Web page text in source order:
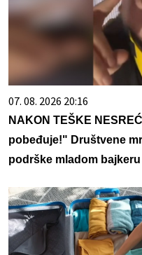
07. 08. 2026 20:16
NAKON TEŠKE
pobeđuje!" Društvene
podrške mladom bajkeru